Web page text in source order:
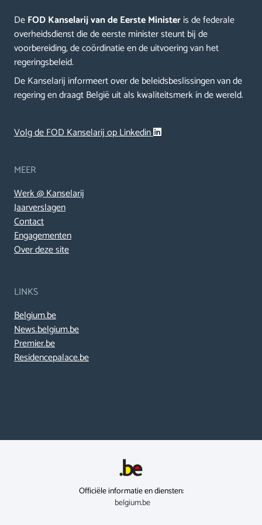
DeFOD Kanselarij van de Eerste Ministeris de federale
overheidsdienst die de eerste minister steunt bij de
voorbereiding, de coördinatie en de uitvoering van het
regeringsbeleid.
De Kanselarij informeert over de beleidsbeslissingen van de
regering en draagt België uit als kwaliteitsmerk in de wereld.
Volg de FOD Kanselarij op Linkedin
MEER
Werk @ Kanselarij
Jaarverslagen
Contact
Engagementen
Over deze site
LINKS
Belgium.be
News.belgium.be
Premier.be
Residencepalace.be
Officiële informatie en diensten:
belgium.be